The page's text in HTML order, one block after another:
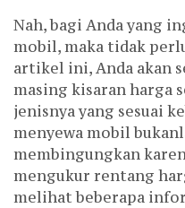
Nah, bagi Anda yang
mobil, maka tidak
artikel ini, Anda akan
masing kisaran harga
jenisnya yang sesuai
menyewa mobil
membingungkan
mengukur rentang
melihat beberapa